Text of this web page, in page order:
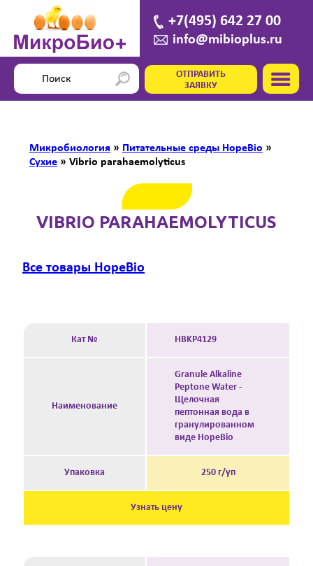
+7(495) 642 27 00
info@mibioplus.ru
ОТПРАВИТЬ
ЗАЯВКУ
Микробиология » Питательные среды HopeBio »
Сухие » Vibrio parahaemolyticus
VIBRIO PARAHAEMOLYTICUS
Все товары HopeBio
Кат № HBKP4129
Наименование
Granule Alkaline
Peptone Water -
Щелочная
пептонная вода в
гранулированном
виде HopeBio
Упаковка 250 г/уп
Узнать цену